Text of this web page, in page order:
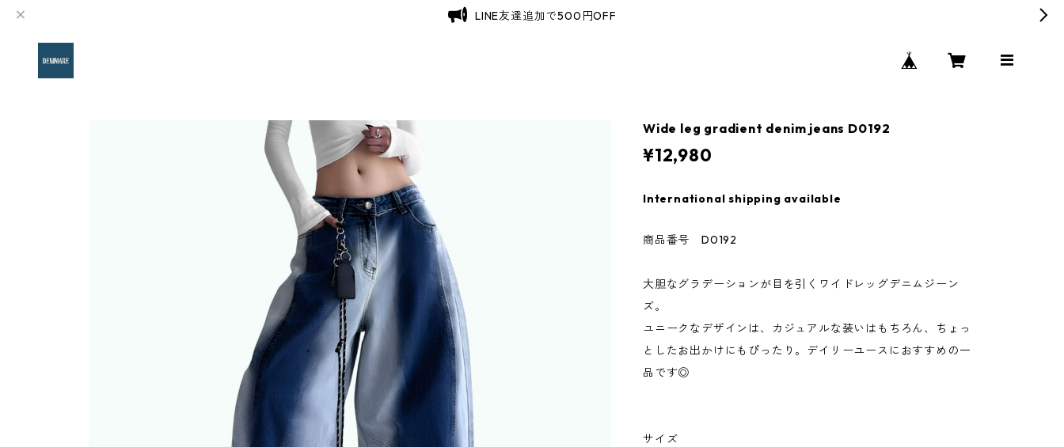
LINE友達追加で500円OFF
Wide leg gradient denim jeans D0192
¥12,980
International shipping available
商品番号 D0192
大胆なグラデーションが目を引くワイドレッグデニムジーン
ズ。
ユニークなデザインは、カジュアルな装いはもちろん、ちょっ
としたお出かけにもぴったり。デイリーユースにおすすめの一
品です◎
サイズ